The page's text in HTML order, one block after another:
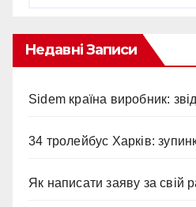
Недавні Записи
Sidem країна виробник:
34 тролейбус Харків:
Як написати заяву за свій